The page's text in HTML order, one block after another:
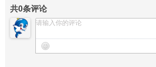
【片花制作】心语
【晚会片花】盼望、舒心
【晚会片花】泡泡,就玩
共0条评论